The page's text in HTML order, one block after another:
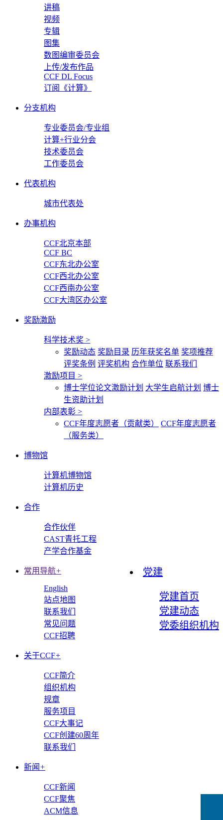
讲稿
视频
专辑
图集
数图编审委员会
上传/发布作品
CCF DL Focus
订阅《计算》
分支机构
专业委员会/专业组
计算+行业分会
技术委员会
工作委员会
代表机构
城市代表处
办事机构
CCF北京本部
CCF BC
CCF东北办公室
CCF西北办公室
CCF西南办公室
CCF大湾区办公室
奖励激励
科学技术奖 >
奖励动态 奖励目录 历年获奖名单 奖项推荐
评奖条例 评奖机构 合作单位 联系我们
激励项目 >
博士学位论文激励计划 大学生启航计划 博士
生资助计划
内部表彰 >
CCF年度志愿者（贡献类）
CCF年度志愿者
（服务类）
博物馆
计算机博物馆
计算机历史
合作
合作伙伴
CAST青托工程
产学合作基金
党建
党建首页
党建动态
党委组织机构
常用导航+
English
站点地图
联系我们
常见问题
CCF招聘
关于CCF+
CCF简介
组织机构
规章
服务项目
CCF大事记
CCF创建60周年
联系我们
新闻 +
CCF新闻
CCF聚焦
ACM信息